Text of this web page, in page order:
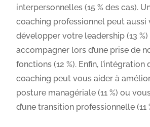
interpersonnelles (15 % des cas).
coaching professionnel peut aussi
développer votre leadership (13
accompagner lors d’une prise de
fonctions (12 %). Enfin,
coaching peut vous aider à
posture managériale (11 %) ou
d’une transition professionnelle (11